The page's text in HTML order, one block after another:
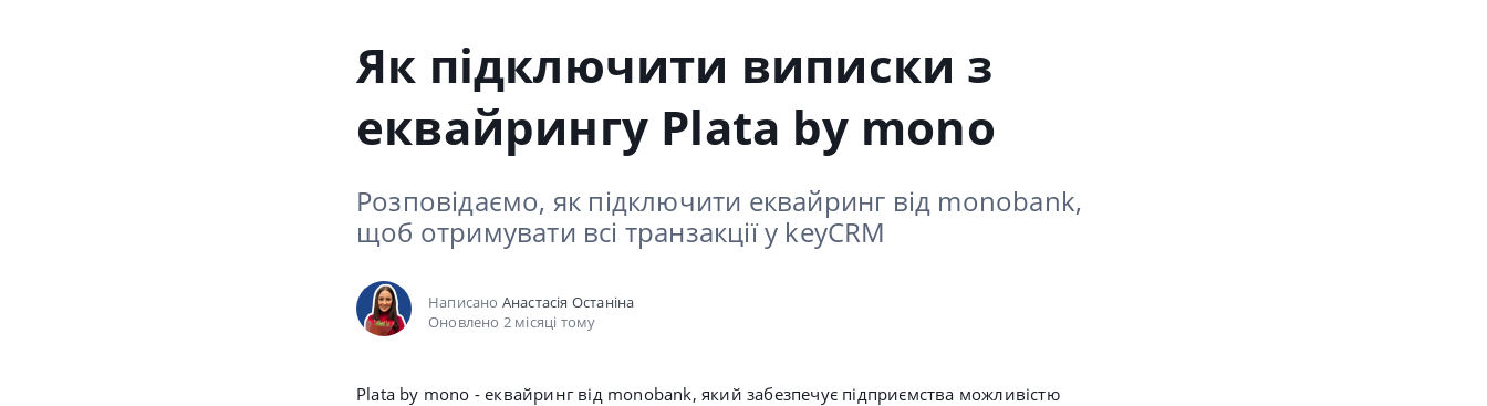
Як підключити виписки з
еквайрингу Plata by mono
Розповідаємо, як підключити еквайринг від monobank,
щоб отримувати всі транзакції у keyCRM
Написано Анастасія Останіна
Оновлено 2 місяці тому
Plata by mono -еквайринг від monobank, якийзабезпечує підприємства можливістю